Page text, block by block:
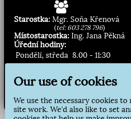
Starostka: Mgr. Soňa Křenová
(tel: 603 278 796)
Místostarostka: Ing. Jana Pěkná
Úřední hodiny:
Pondělí, středa 8.00 - 11:30
Přihlásit odběr
Our use of cookies
We use the necessary cookies to
site work. We'd also like to set